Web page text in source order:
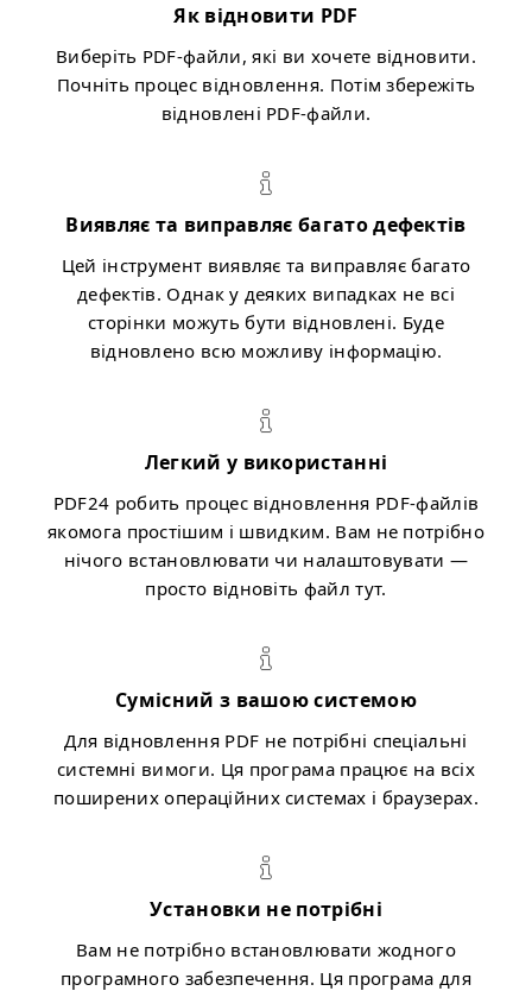
Як відновити PDF
Виберіть PDF-файли, які ви хочете відновити.
Почніть процес відновлення. Потім збережіть
відновлені PDF-файли.
Виявляє та виправляє багато дефектів
Цей інструмент виявляє та виправляє багато
дефектів. Однак у деяких випадках не всі
сторінки можуть бути відновлені. Буде
відновлено всю можливу інформацію.
Легкий у використанні
PDF24 робить процес відновлення PDF-файлів
якомога простішим і швидким. Вам не потрібно
нічого встановлювати чи налаштовувати —
просто відновіть файл тут.
Сумісний з вашою системою
Для відновлення PDF не потрібні спеціальні
системні вимоги. Ця програма працює на всіх
поширених операційних системах і браузерах.
Установки не потрібні
Вам не потрібно встановлювати жодного
програмного забезпечення. Ця програма для